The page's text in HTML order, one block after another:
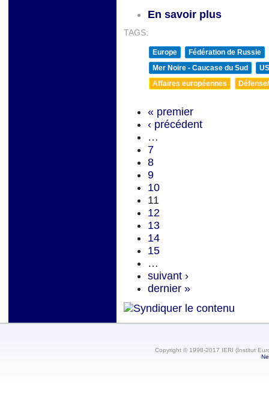
En savoir plus
TAGS:
Europe
Fédération de Russie
Mer Noire - Caucase du Sud
Affaires européennes
« premier
‹ précédent
…
7
8
9
10
11
12
13
14
15
…
suivant ›
dernier »
Copyright © 1998-2017 IERI (Institut